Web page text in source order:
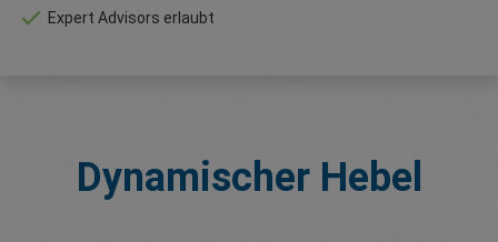
Expert Advisors erlaubt
Dynamischer Hebel